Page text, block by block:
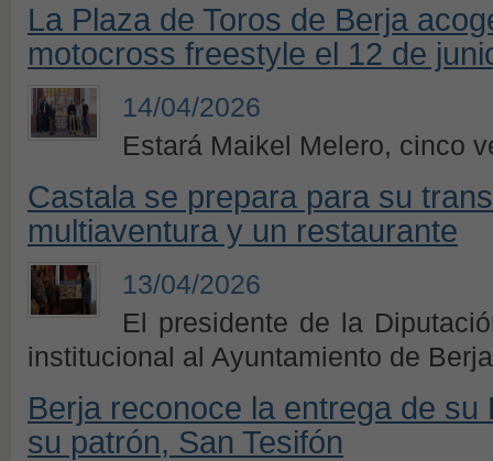
La Plaza de Toros de Berja
motocross freestyle el 12 de
14/04/2026
Estará Maikel Melero, cinco
Castala se prepara para su
multiaventura y un restaurante
13/04/2026
El presidente de la
institucional al Ayuntamiento de Berja
Berja reconoce la entrega de
su patrón, San Tesifón